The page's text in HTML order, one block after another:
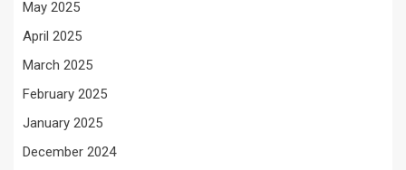
May 2025
April 2025
March 2025
February 2025
January 2025
December 2024